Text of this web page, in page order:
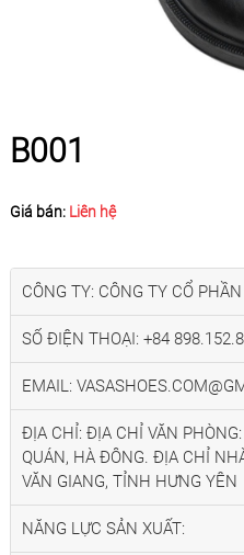
B001
Giá bán: Liên hệ
CÔNG TY: CÔNG TY CỔ
SỐ ĐIỆN THOẠI: +84
EMAIL:
ĐỊA CHỈ: ĐỊA CHỈ VĂN
QUÁN, HÀ ĐÔNG. ĐỊA CHỈ
VĂN GIANG, TỈNH HƯNG YÊN
NĂNG LỰC SẢN XUẤT: